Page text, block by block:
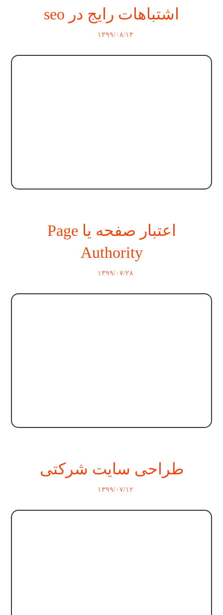
اشتباهات رایج در seo
۱۳۹۹/۰۸/۱۴
اعتبار صفحه یا Page
Authority
۱۳۹۹/۰۷/۲۸
طراحی سایت شرکتی
۱۳۹۹/۰۷/۱۲